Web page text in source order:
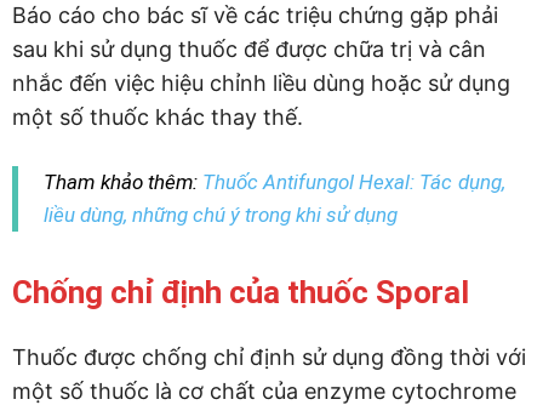
Báo cáo cho bác sĩ về các triệu chứng gặp phải
sau khi sử dụng thuốc để được chữa trị và cân
nhắc đến việc hiệu chỉnh liều dùng hoặc sử dụng
một số thuốc khác thay thế.
Tham khảo thêm: Thuốc Antifungol Hexal: Tác dụng,
liều dùng, những chú ý trong khi sử dụng
Chống chỉ định của thuốc Sporal
Thuốc được chống chỉ định sử dụng đồng thời với
một số thuốc là cơ chất của enzyme cytochrome